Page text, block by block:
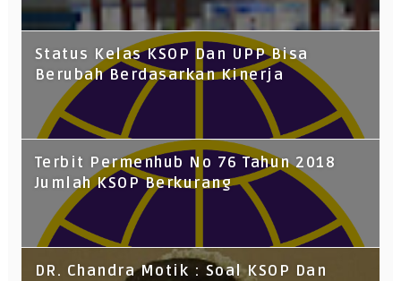
Status Kelas KSOP Dan UPP Bisa
Berubah Berdasarkan Kinerja
Terbit Permenhub No 76 Tahun 2018
Jumlah KSOP Berkurang
DR. Chandra Motik : Soal KSOP Dan